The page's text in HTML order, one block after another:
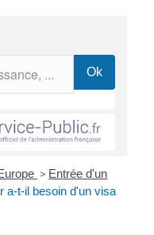
> Entrée d'un
a-t-il besoin d'un visa